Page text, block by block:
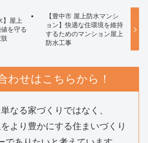
】屋上
を守る
【豊中市 屋上防水マンシ
ョン】快適な住環境を維持
するためのマンション屋上
防水工事
わせはこちらから！
なる家づくりではなく、
より豊かにする住まいづくり